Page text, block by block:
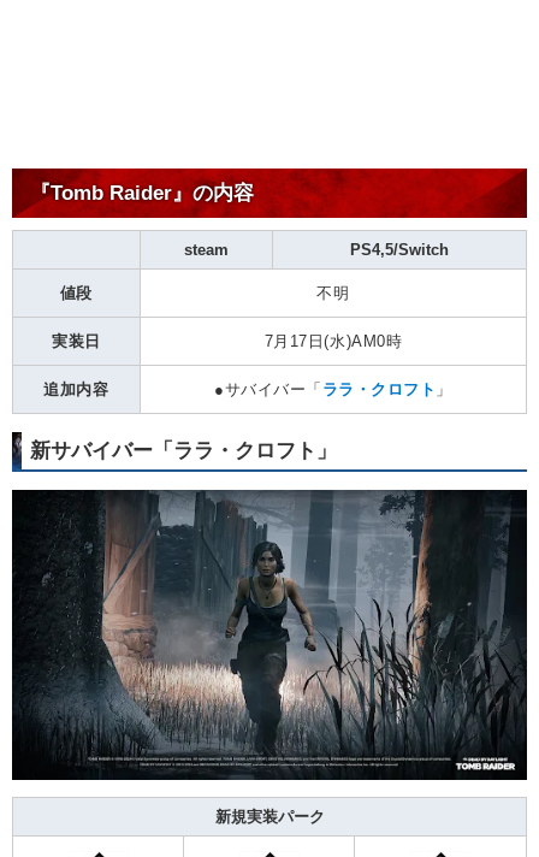
『Tomb Raider』の内容
steam PS4,5/Switch
値段 不明
実装日 7月17日(水)AM0時
追加内容 ●サバイバー「 ララ・クロフト 」
新サバイバー「ララ・クロフト」
新規実装パーク